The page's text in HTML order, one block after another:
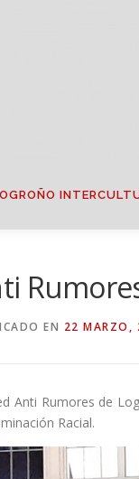
EN 22 MARZO,
Anti Rumores de
Racial.